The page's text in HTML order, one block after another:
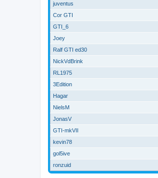
juventus
Cor GTI
GTI_6
Joey
Ralf GTI ed30
NickVdBrink
RL1975
3Edition
Hagar
NielsM
JonasV
GTI-mkVII
kevin78
gol5ive
ronzuid